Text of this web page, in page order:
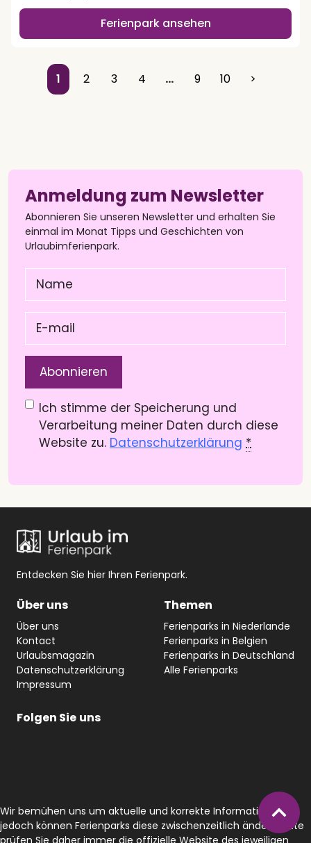
Ferienpark ansehen
1 2 3 4 … 9 10 >
Anmeldung zum Newsletter
Abonnieren Sie unseren Newsletter und erhalten Sie
einmal im Monat Tipps und Geschichten von
Urlaubimferienpark.
Datenschutzerklärung(Pflichtfeld)
Ich stimme der Speicherung und
Verarbeitung meiner Daten durch diese
Website zu. Datenschutzerklärung *
Name
mail (Pflichtfeld)
Entdecken Sie hier Ihren Ferienpark.
Über uns
Über uns
Kontact
Urlaubsmagazin
Datenschutzerklärung
Impressum
Themen
Ferienparks in Niederlande
Ferienparks in Belgien
Ferienparks in Deutschland
Alle Ferienparks
Folgen Sie uns
Wir bemühen uns um aktuelle und korrekte Informationen,
jedoch können Ferienparks diese zwischenzeitlich ändern. Bitte